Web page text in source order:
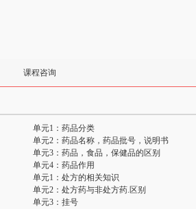
课程咨询
单元1：药品分类
单元2：药品名称，药品批号，说明书
单元3：药品，食品，保健品的区别
单元4：药品作用
单元1：处方的相关知识
单元2：处方药与非处方药.区别
单元3：挂号